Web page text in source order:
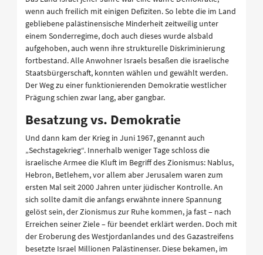
wenn auch freilich mit einigen Defiziten. So lebte die im Land
gebliebene palästinensische Minderheit zeitweilig unter
einem Sonderregime, doch auch dieses wurde alsbald
aufgehoben, auch wenn ihre strukturelle Diskriminierung
fortbestand. Alle Anwohner Israels besaßen die israelische
Staatsbürgerschaft, konnten wählen und gewählt werden.
Der Weg zu einer funktionierenden Demokratie westlicher
Prägung schien zwar lang, aber gangbar.
Besatzung vs. Demokratie
Und dann kam der Krieg in Juni 1967, genannt auch
„Sechstagekrieg“. Innerhalb weniger Tage schloss die
israelische Armee die Kluft im Begriff des Zionismus: Nablus,
Hebron, Betlehem, vor allem aber Jerusalem waren zum
ersten Mal seit 2000 Jahren unter jüdischer Kontrolle. An
sich sollte damit die anfangs erwähnte innere Spannung
gelöst sein, der Zionismus zur Ruhe kommen, ja fast – nach
Erreichen seiner Ziele – für beendet erklärt werden. Doch mit
der Eroberung des Westjordanlandes und des Gazastreifens
besetzte Israel Millionen Palästinenser. Diese bekamen, im